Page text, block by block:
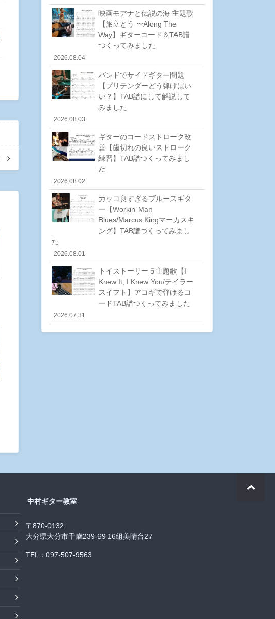
映画モアナと伝説の海 主題歌
【旅立とう 〜Along The
Way】ギターコード＆TAB譜
つくってみました
2026.08.04
バンドでサイドギター問題
【プリテンダーどう弾けばい
い？】TAB譜にして解説して
みました
2026.08.03
ギターのコードストローク改
善【歯切れの良いストローク
練習】TAB譜つくってみまし
た
2026.08.02
カッコ良すぎるブルースギタ
ー【Workin’ Man
Blues/Marcus Kingマーカスキ
ング】TAB譜つくってみまし
た
2026.08.01
トイストーリー５主題歌【I
Knew It, I Knew You/テイラー
スイフト】アコギで弾けるコ
ードTAB譜つくってみました
2026.07.31
中村ギター教室
〒870-0132
大分県大分市千歳239-69 16組美晴台27
TEL：097-507-9563